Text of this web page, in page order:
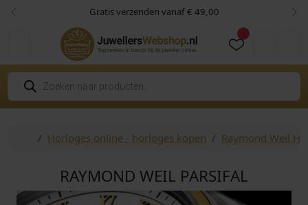
Skip to content
Skip to footer Gratis verzenden vanaf € 49,00
Vorige
P
o
d
HomeHorloges online - horloges kopen Raymond Weil
RAYMOND WEIL PARSIFAL